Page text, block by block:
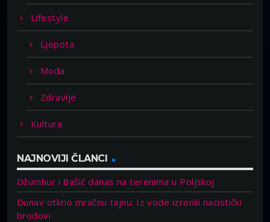
Lifestyle
Ljepota
Moda
Zdravlje
Kultura
NAJNOVIJI ČLANCI
Džumhur i Bašić danas na terenima u Poljskoj
Dunav otkrio mračnu tajnu: Iz vode izronili nacistički
brodovi